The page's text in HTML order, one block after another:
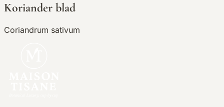
Koriander blad
Coriandrum sativum